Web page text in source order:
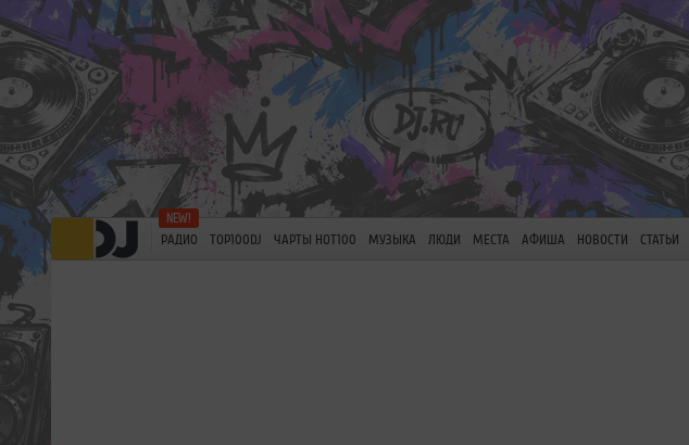
РАДИО TOP100DJ ЧАРТЫ HOT100 МУЗЫКА ЛЮДИ МЕСТА АФИША НОВОСТИ СТАТЬИ